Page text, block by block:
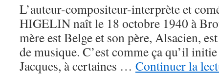
L’auteur-compositeur-interprète et
HIGELIN naît le 18 octobre 1940 à
mère est Belge et son père, Alsacien,
de musique. C’est comme ça qu’il
Jacques, à certaines … Continuer la